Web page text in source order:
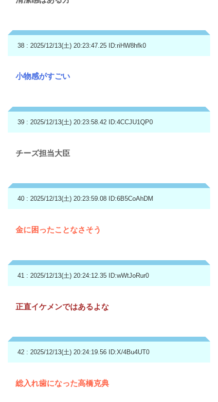
38 : 2025/12/13(土) 20:23:47.25 ID:riHW8hfk0
小物感がすごい
39 : 2025/12/13(土) 20:23:58.42 ID:4CCJU1QP0
チーズ担当大臣
40 : 2025/12/13(土) 20:23:59.08 ID:6B5CoAhDM
金に困ったことなさそう
41 : 2025/12/13(土) 20:24:12.35 ID:wWtJoRur0
正直イケメンではあるよな
42 : 2025/12/13(土) 20:24:19.56 ID:X/4Bu4UT0
総入れ歯になった高橋克典